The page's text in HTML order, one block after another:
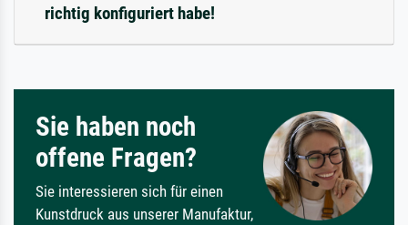
richtig konfiguriert habe!
Sie haben noch
offene Fragen?
Sie interessieren sich für einen
Kunstdruck aus unserer Manufaktur,